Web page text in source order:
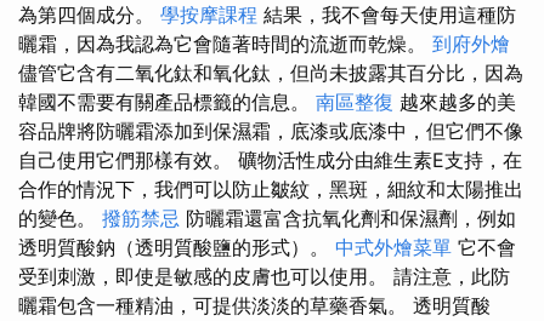
為第四個成分。 學按摩課程 結果，我不會每天使用這種防
曬霜，因為我認為它會隨著時間的流逝而乾燥。 到府外燴
儘管它含有二氧化鈦和氧化鈦，但尚未披露其百分比，因為
韓國不需要有關產品標籤的信息。 南區整復 越來越多的美
容品牌將防曬霜添加到保濕霜，底漆或底漆中，但它們不像
自己使用它們那樣有效。 礦物活性成分由維生素E支持，在
合作的情況下，我們可以防止皺紋，黑斑，細紋和太陽推出
的變色。 撥筋禁忌 防曬霜還富含抗氧化劑和保濕劑，例如
透明質酸鈉（透明質酸鹽的形式）。 中式外燴菜單 它不會
受到刺激，即使是敏感的皮膚也可以使用。 請注意，此防
曬霜包含一種精油，可提供淡淡的草藥香氣。 透明質酸